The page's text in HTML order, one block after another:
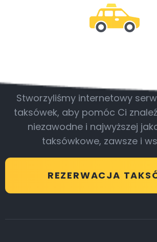
Stworzyliśmy internetowy
taksówek, aby pomóc Ci
niezawodne i najwyższej
taksówkowe, zawsze i
REZERWACJA